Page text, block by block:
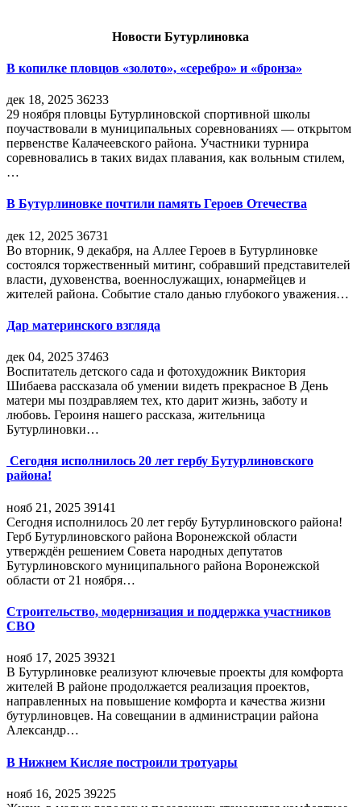
Новости Бутурлиновка
В копилке пловцов «золото», «серебро» и «бронза»
дек 18, 2025 36233
29 ноября пловцы Бутурлиновской спортивной школы
поучаствовали в муниципальных соревнованиях — открытом
первенстве Калачеевского района. Участники турнира
соревновались в таких видах плавания, как вольным стилем,
…
В Бутурлиновке почтили память Героев Отечества
дек 12, 2025 36731
Во вторник, 9 декабря, на Аллее Героев в Бутурлиновке
состоялся торжественный митинг, собравший представителей
власти, духовенства, военнослужащих, юнармейцев и
жителей района. Событие стало данью глубокого уважения…
Дар материнского взгляда
дек 04, 2025 37463
Воспитатель детского сада и фотохудожник Виктория
Шибаева рассказала об умении видеть прекрасное В День
матери мы поздравляем тех, кто дарит жизнь, заботу и
любовь. Героиня нашего рассказа, жительница
Бутурлиновки…
Сегодня исполнилось 20 лет гербу Бутурлиновского
района!
нояб 21, 2025 39141
Сегодня исполнилось 20 лет гербу Бутурлиновского района!
Герб Бутурлиновского района Воронежской области
утверждён решением Совета народных депутатов
Бутурлиновского муниципального района Воронежской
области от 21 ноября…
Строительство, модернизация и поддержка участников
СВО
нояб 17, 2025 39321
В Бутурлиновке реализуют ключевые проекты для комфорта
жителей В районе продолжается реализация проектов,
направленных на повышение комфорта и качества жизни
бутурлиновцев. На совещании в администрации района
Александр…
В Нижнем Кисляе построили тротуары
нояб 16, 2025 39225